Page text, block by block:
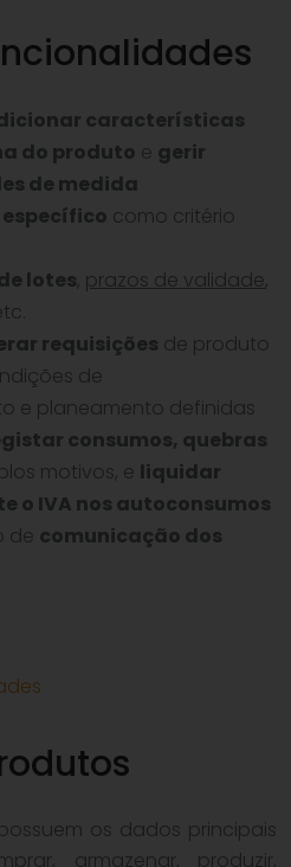
características
do produto e gerir
de medida
como critério
lotes, prazos de validade,
requisições de produto
de
e planeamento definidas
consumos, quebras
motivos, e liquidar
o IVA nos autoconsumos
de comunicação dos
os dados principais
, armazenar, produzir,